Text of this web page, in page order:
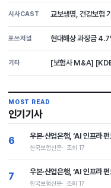
시사CAST 교보생명, 건강보험
포쓰저널 현대해상 과징금
기타
MOST READ
인기기사
6 우본·산업은행, ‘AI 인프라
한국보험신문 조회 17
7 우본·산업은행, ‘AI 인프라
한국보험신문 조회 17